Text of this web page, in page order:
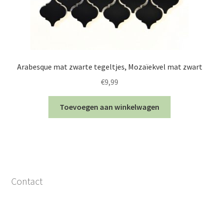
Arabesque mat zwarte tegeltjes, Mozaïekvel mat zwart
€9,99
Toevoegen aan winkelwagen
Contact